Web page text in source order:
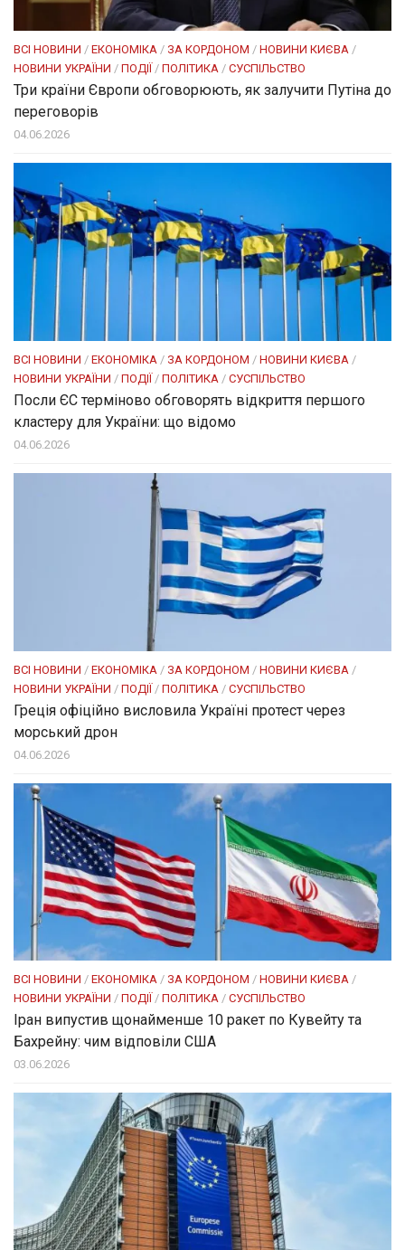
ВСІ НОВИНИ / ЕКОНОМІКА / ЗА КОРДОНОМ / НОВИНИ КИЄВА /
НОВИНИ УКРАЇНИ / ПОДІЇ/ ПОЛІТИКА / СУСПІЛЬСТВО
Три країни Європи обговорюють, як залучити Путіна до
переговорів
04.06.2026
ВСІ НОВИНИ / ЕКОНОМІКА / ЗА КОРДОНОМ / НОВИНИ КИЄВА /
НОВИНИ УКРАЇНИ / ПОДІЇ/ ПОЛІТИКА / СУСПІЛЬСТВО
Посли ЄC терміново обговорять відкриття першого
кластеру для України: що відомо
04.06.2026
ВСІ НОВИНИ / ЕКОНОМІКА / ЗА КОРДОНОМ / НОВИНИ КИЄВА /
НОВИНИ УКРАЇНИ / ПОДІЇ/ ПОЛІТИКА / СУСПІЛЬСТВО
Греція офіційно висловила Україні протест через
морський дрон
04.06.2026
ВСІ НОВИНИ / ЕКОНОМІКА / ЗА КОРДОНОМ / НОВИНИ КИЄВА /
НОВИНИ УКРАЇНИ / ПОДІЇ / ПОЛІТИКА / СУСПІЛЬСТВО
Іран випустив щонайменше 10 ракет по Кувейту та
Бахрейну: чим відповіли США
03.06.2026